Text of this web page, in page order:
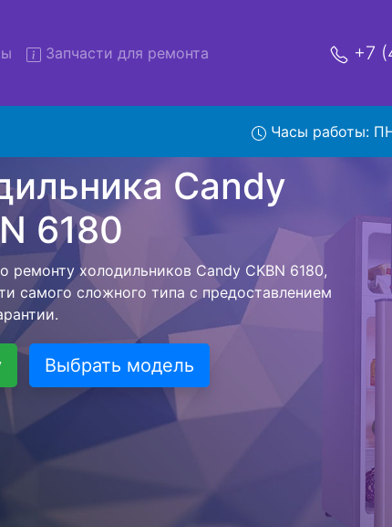
Запчасти для ремонта +7
Часы работы:
клиент не тратил свое время и деньги на
сам заберет холодильник Candy CKBN
холодильника Candy CKBN 6180
тем самым Вам не предстоит ожидать
тем как холодильная техника сдается,
работ и в дальнейшем фиксируется.
- Доставка холодильников , выезд
и диагностика.
Выбрать модель